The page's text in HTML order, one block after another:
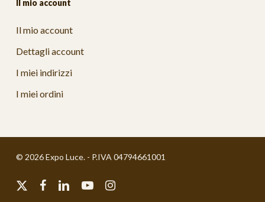
Il mio account
Il mio account
Dettagli account
I miei indirizzi
I miei ordini
© 2026 Expo Luce. - P.IVA 04794661001
x-
facebooklinkedinyoutubeinstagram